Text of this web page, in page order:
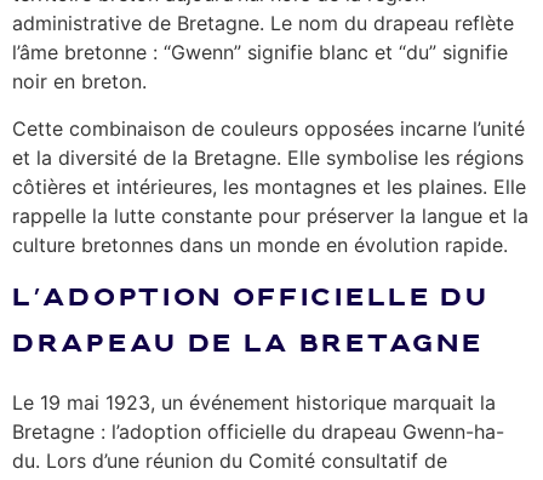
administrative de Bretagne. Le nom du drapeau reflète
l’âme bretonne : “Gwenn” signifie blanc et “du” signifie
noir en breton.
Cette combinaison de couleurs opposées incarne l’unité
et la diversité de la Bretagne. Elle symbolise les régions
côtières et intérieures, les montagnes et les plaines. Elle
rappelle la lutte constante pour préserver la langue et la
culture bretonnes dans un monde en évolution rapide.
L’ADOPTION OFFICIELLE DU
DRAPEAU DE LA BRETAGNE
Le 19 mai 1923, un événement historique marquait la
Bretagne : l’adoption officielle du drapeau Gwenn-ha-
du. Lors d’une réunion du Comité consultatif de